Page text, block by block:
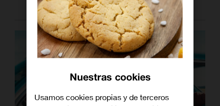
Nuestras cookies
Usamos cookies propias y de terceros